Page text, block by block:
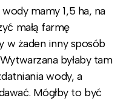
mamy 1,5 ha, na
małą farmę
w żaden inny sposób
byłaby tam
wody, a
Mógłby to być